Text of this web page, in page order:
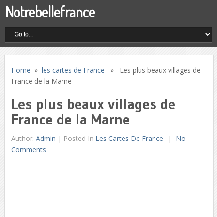
Notrebellefrance
Home » les cartes de France » Les plus beaux villages de
France de la Marne
Les plus beaux villages de
France de la Marne
Author: Admin | Posted In Les Cartes De France
No
Comments